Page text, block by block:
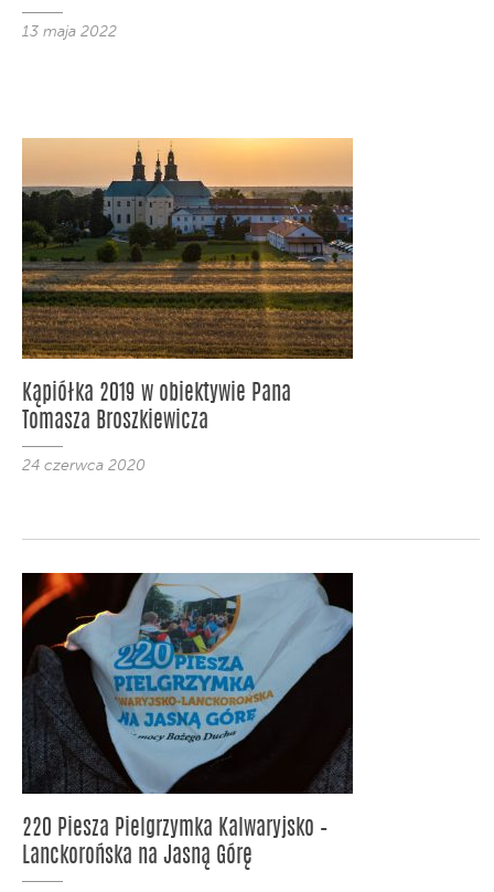
13 maja 2022
Kąpiółka 2019 w obiektywie Pana
Tomasza Broszkiewicza
24 czerwca 2020
220 Piesza Pielgrzymka Kalwaryjsko –
Lanckorońska na Jasną Górę